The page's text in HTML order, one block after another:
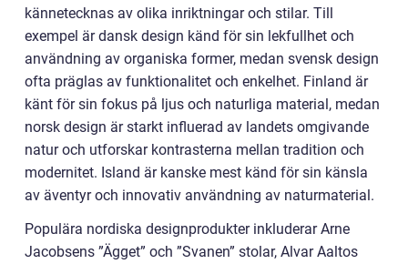
kännetecknas av olika inriktningar och stilar. Till
exempel är dansk design känd för sin lekfullhet och
användning av organiska former, medan svensk design
ofta präglas av funktionalitet och enkelhet. Finland är
känt för sin fokus på ljus och naturliga material, medan
norsk design är starkt influerad av landets omgivande
natur och utforskar kontrasterna mellan tradition och
modernitet. Island är kanske mest känd för sin känsla
av äventyr och innovativ användning av naturmaterial.
Populära nordiska designprodukter inkluderar Arne
Jacobsens ”Ägget” och ”Svanen” stolar, Alvar Aaltos